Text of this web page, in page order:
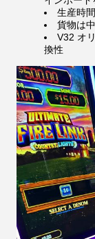
生産時
貨物は
V32 オ
換性